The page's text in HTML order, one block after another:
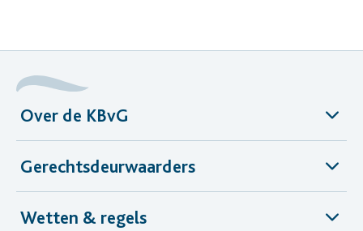
Over de KBvG
Gerechtsdeurwaarders
Wetten & regels